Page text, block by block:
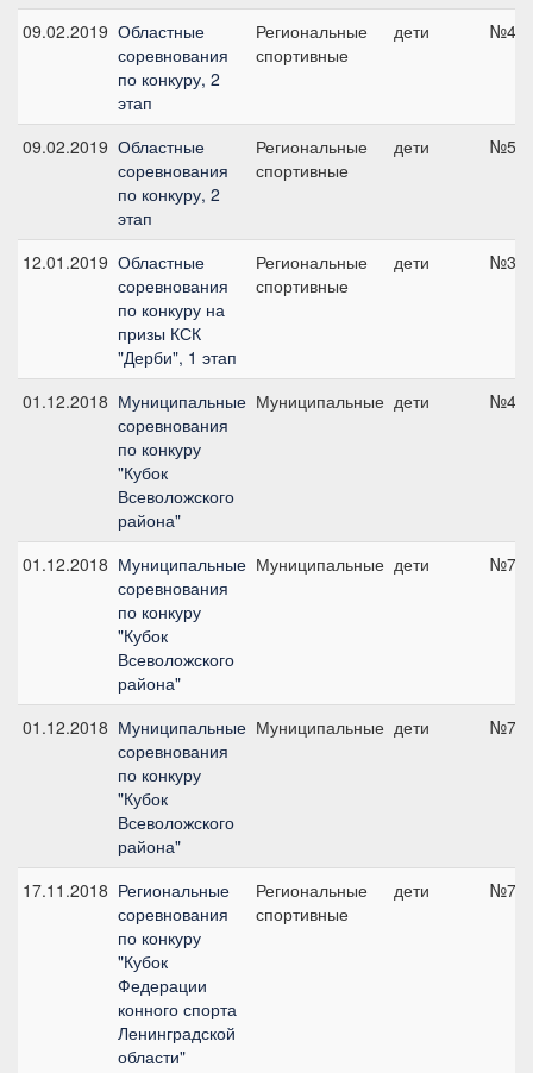
09.02.2019 Областные
соревнования
по конкуру, 2
этап
Региональные
спортивные
дети №4,
09.02.2019 Областные
соревнования
по конкуру, 2
этап
Региональные
спортивные
дети №5,
12.01.2019 Областные
соревнования
по конкуру на
призы КСК
"Дерби", 1 этап
Региональные
спортивные
дети №3,
01.12.2018 Муниципальные
соревнования
по конкуру
"Кубок
Всеволожского
района"
Муниципальные дети №4,
01.12.2018 Муниципальные
соревнования
по конкуру
"Кубок
Всеволожского
района"
Муниципальные дети №7,
01.12.2018 Муниципальные
соревнования
по конкуру
"Кубок
Всеволожского
района"
Муниципальные дети №7,
17.11.2018 Региональные
соревнования
по конкуру
"Кубок
Федерации
конного спорта
Ленинградской
области"
Региональные
спортивные
дети №7,